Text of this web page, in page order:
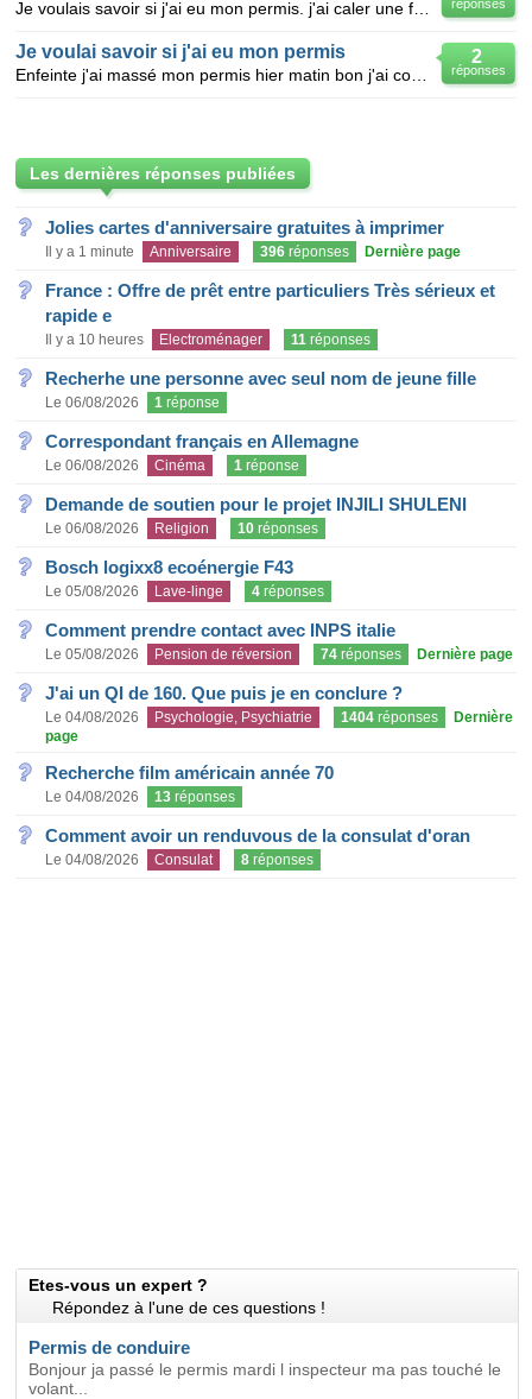
réponses
2
réponses
Je voulai savoir si j'ai eu mon permis
Les dernières réponses publiées
Jolies cartes d'anniversaire gratuites à imprimer
Il y a 1 minute Anniversaire 396 réponses Dernière page
France : Offre de prêt entre particuliers Très sérieux et
rapide e
Il y a 10 heures Electroménager 11 réponses
Recherhe une personne avec seul nom de jeune fille
Le 06/08/2026 1 réponse
Correspondant français en Allemagne
Le 06/08/2026 Cinéma 1 réponse
Demande de soutien pour le projet INJILI SHULENI
Le 06/08/2026 Religion 10 réponses
Bosch logixx8 ecoénergie F43
Le 05/08/2026 Lave-linge 4 réponses
Comment prendre contact avec INPS italie
Le 05/08/2026 Pension de réversion 74 réponses Dernière page
J'ai un QI de 160. Que puis je en conclure ?
Le 04/08/2026 Psychologie, Psychiatrie 1404 réponses
Dernière
page
Recherche film américain année 70
Le 04/08/2026 13 réponses
Comment avoir un renduvous de la consulat d'oran
Le 04/08/2026 Consulat 8 réponses
Etes-vous un expert ?
Répondez à l'une de ces questions !
Permis de conduire
Bonjour ja passé le permis mardi l inspecteur ma pas touché le
volant...